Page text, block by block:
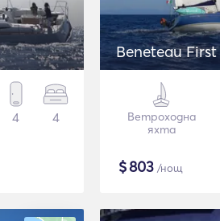
4 4
Beneteau First
Ветроходна
яхта
$803 /нощ